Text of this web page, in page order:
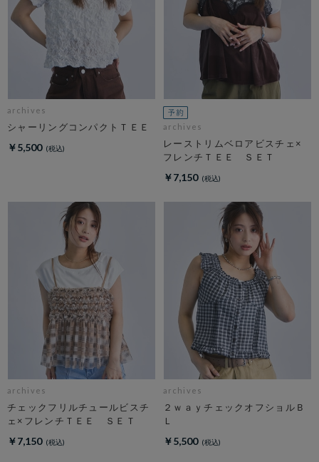
archives
シャーリングコンパクトＴＥＥ
￥5,500
archives
レーストリムベロアビスチェ×
フレンチＴＥＥ ＳＥＴ
￥7,150
archives
チェックフリルチュールビスチ
ェ×フレンチＴＥＥ ＳＥＴ
￥7,150
archives
２ｗａｙチェックオフショルＢ
Ｌ
￥5,500